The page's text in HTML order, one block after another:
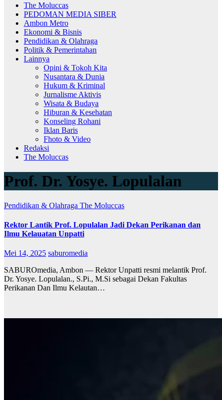
The Moluccas
PEDOMAN MEDIA SIBER
Ambon Metro
Ekonomi & Bisnis
Pendidikan & Olahraga
Politik & Pemerintahan
Lainnya
Opini & Tokoh Kita
Nusantara & Dunia
Hukum & Kriminal
Jurnalisme Aktivis
Wisata & Budaya
Hiburan & Kesehatan
Konseling Rohani
Iklan Baris
Fhoto & Video
Redaksi
The Moluccas
Prof. Dr. Yosye. Lopulalan
Pendidikan & Olahraga The Moluccas
Rektor Lantik Prof. Lopulalan Jadi Dekan Perikanan dan
Ilmu Kelauatan Unpatti
Mei 14, 2025 saburomedia
SABUROmedia, Ambon — Rektor Unpatti resmi melantik Prof.
Dr. Yosye. Lopulalan., S.Pi., M.Si sebagai Dekan Fakultas
Perikanan Dan Ilmu Kelautan…